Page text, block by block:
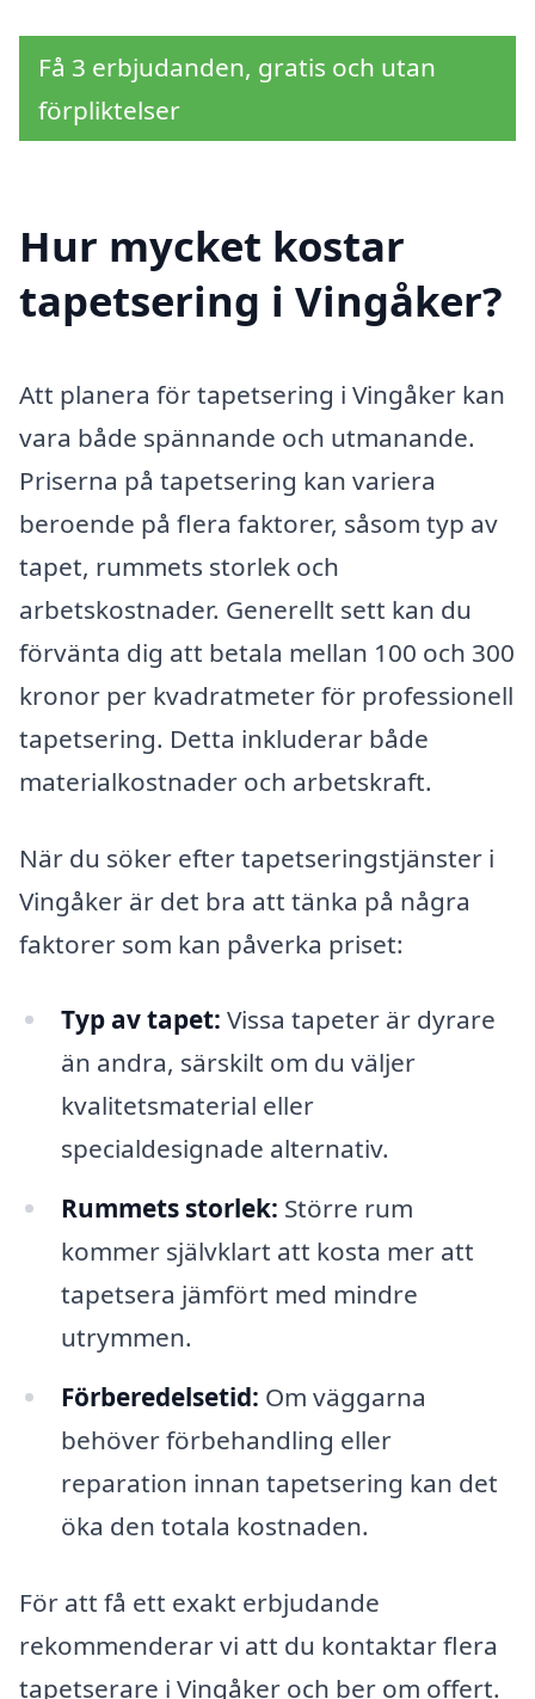
Få 3 erbjudanden, gratis och utan
förpliktelser
Hur mycket kostar
tapetsering i Vingåker?
Att planera för tapetsering i Vingåker kan
vara både spännande och utmanande.
Priserna på tapetsering kan variera
beroende på flera faktorer, såsom typ av
tapet, rummets storlek och
arbetskostnader. Generellt sett kan du
förvänta dig att betala mellan 100 och 300
kronor per kvadratmeter för professionell
tapetsering. Detta inkluderar både
materialkostnader och arbetskraft.
När du söker efter tapetseringstjänster i
Vingåker är det bra att tänka på några
faktorer som kan påverka priset:
Typ av tapet: Vissa tapeter är dyrare
än andra, särskilt om du väljer
kvalitetsmaterial eller
specialdesignade alternativ.
Rummets storlek: Större rum
kommer självklart att kosta mer att
tapetsera jämfört med mindre
utrymmen.
Förberedelsetid: Om väggarna
behöver förbehandling eller
reparation innan tapetsering kan det
öka den totala kostnaden.
För att få ett exakt erbjudande
rekommenderar vi att du kontaktar flera
tapetserare i Vingåker och ber om offert.